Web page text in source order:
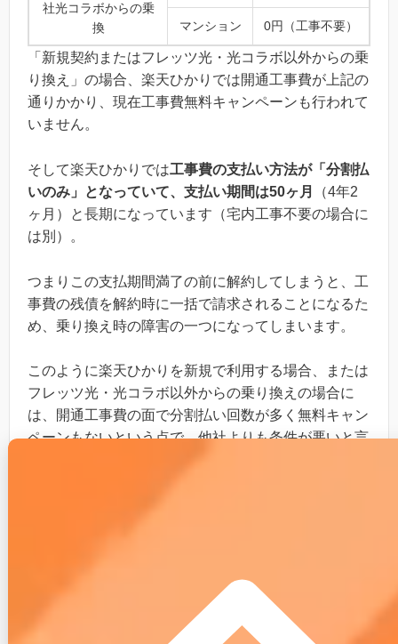
社光コラボからの乗
換
マンション 0円（工事不要）
「新規契約またはフレッツ光・光コラボ以外からの乗
り換え」の場合、楽天ひかりでは開通工事費が上記の
通りかかり、現在工事費無料キャンペーンも行われて
いません。
そして楽天ひかりでは工事費の支払い方法が「分割払
いのみ」となっていて、支払い期間は50ヶ月
（4年2
ヶ月）と長期になっています（宅内工事不要の場合に
は別）。
つまりこの支払期間満了の前に解約してしまうと、工
事費の残債を解約時に一括で請求されることになるた
め、乗り換え時の障害の一つになってしまいます。
このように楽天ひかりを新規で利用する場合、または
フレッツ光・光コラボ以外からの乗り換えの場合に
は、開通工事費の面で分割払い回数が多く無料キャン
ペーンもないという点で、他社よりも条件が悪いと言
（３）楽天ひかりの初期費用